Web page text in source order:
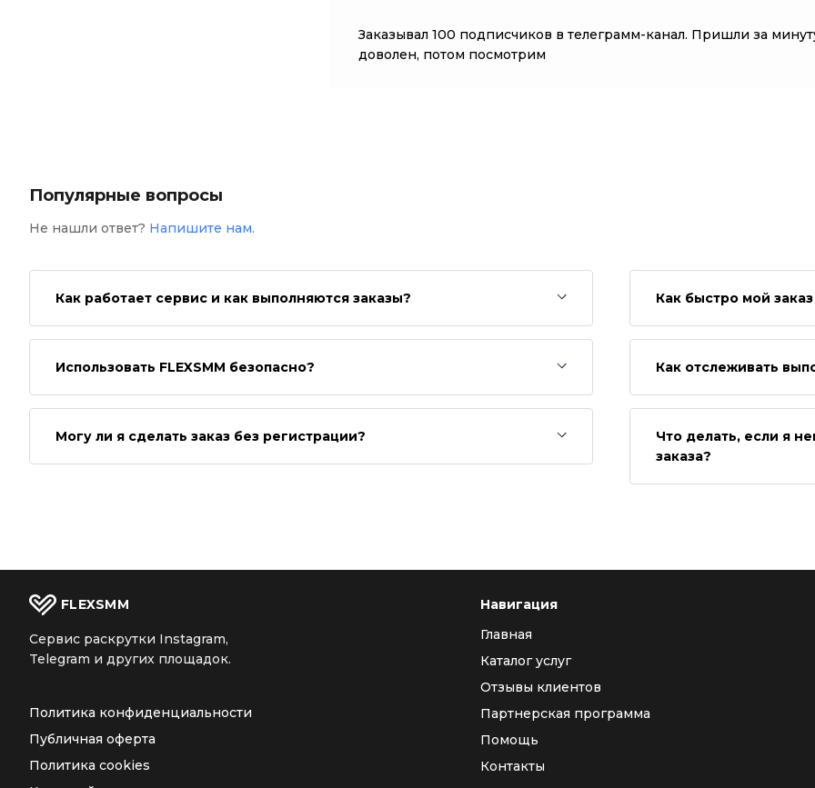
Заказывал 100 подписчиков в телеграмм-канал. Пришли за
доволен, потом посмотрим
Популярные вопросы
Не нашли ответ? Напишите нам.
Как работает сервис и как выполняются заказы? Как быстро мой
Использовать FLEXSMM безопасно? Как отслеживать
Могу ли я сделать заказ без регистрации?
Что делать, если я
заказа?
FLEXSMM
Сервис раскрутки Instagram,
Telegram и других площадок.
Политика конфиденциальности
Публичная оферта
Политика cookies
Навигация
Главная
Каталог услуг
Отзывы клиентов
Партнерская программа
Помощь
Контакты